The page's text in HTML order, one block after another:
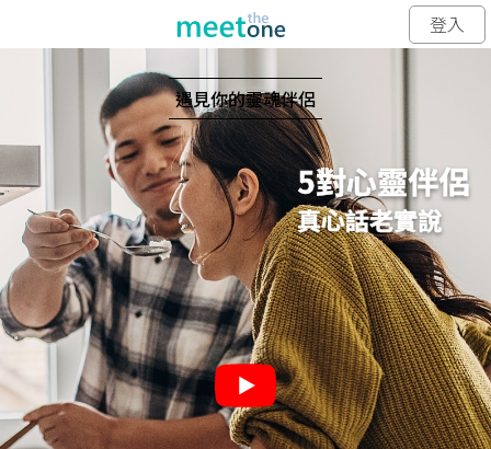
登入
5對心靈伴侶
真心話老實說
遇見你的靈魂伴侶